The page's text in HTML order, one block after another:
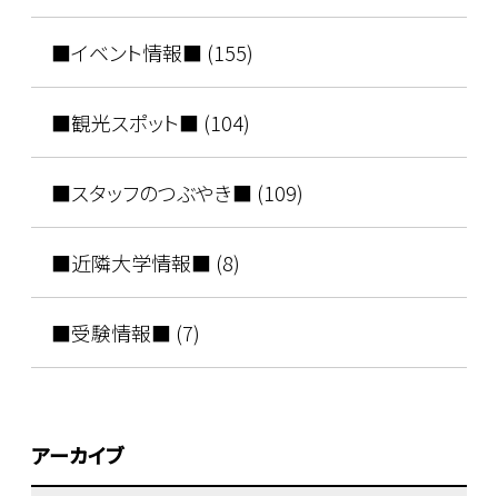
■イベント情報■ (155)
■観光スポット■ (104)
■スタッフのつぶやき■ (109)
■近隣大学情報■ (8)
■受験情報■ (7)
アーカイブ